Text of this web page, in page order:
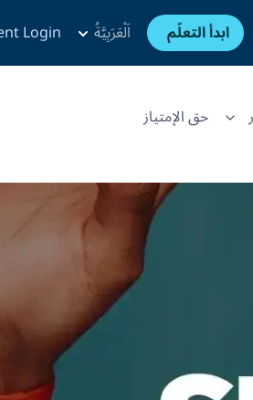
ابدأ التعلّم اَلْعَرَبِيَّةُ Login
حق الإمتياز